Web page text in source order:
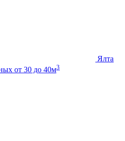
Ялта
от 30 до 40м3